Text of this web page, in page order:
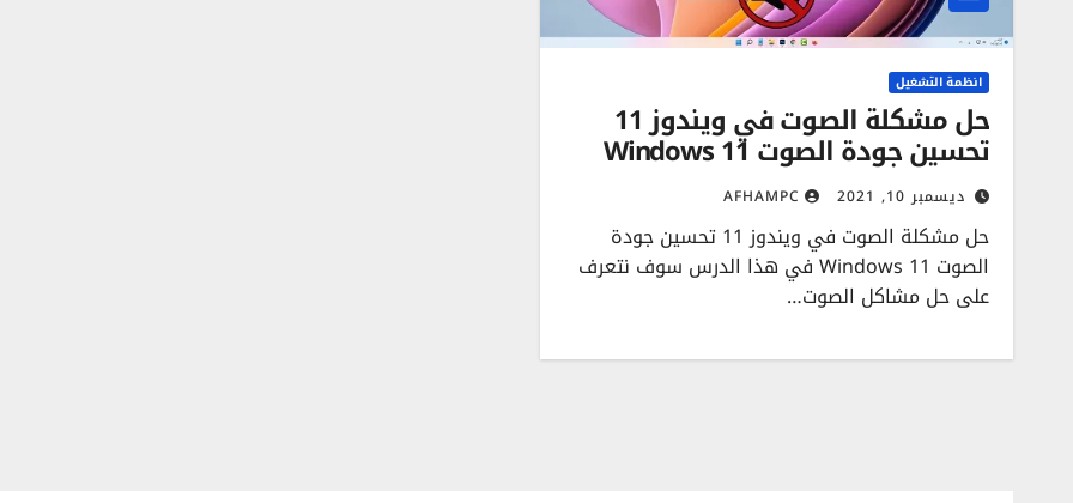
انظمة التشغيل
حل مشكلة الصوت في ويندوز 11
تحسين جودة الصوت Windows 11
ديسمبر 10, 2021 AFHAMPC
حل مشكلة الصوت في ويندوز 11 تحسين جودة
الصوت Windows 11 في هذا الدرس سوف نتعرف
على حل مشاكل الصوت…